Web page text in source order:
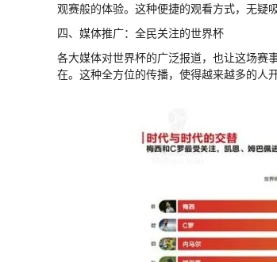
观赛般的体验。这种便捷的观看方式，无疑
四、媒体推广：全民关注的世界杯
各大媒体对世界杯的广泛报道，也让这场赛
在。这种全方位的传播，使得越来越多的人